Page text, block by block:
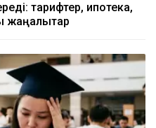
тарифтер, ипотека,
жаңалықтар